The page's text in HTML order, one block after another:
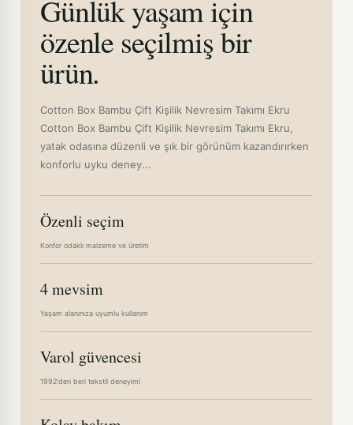
Günlük yaşam için
özenle seçilmiş bir
ürün.
Cotton Box Bambu Çift Kişilik Nevresim Takımı Ekru
Cotton Box Bambu Çift Kişilik Nevresim Takımı Ekru,
yatak odasına düzenli ve şık bir görünüm kazandırırken
konforlu uyku deney...
Özenli seçim
Konfor odaklı malzeme ve üretim
4 mevsim
Yaşam alanınıza uyumlu kullanım
Varol güvencesi
1992'den beri tekstil deneyimi